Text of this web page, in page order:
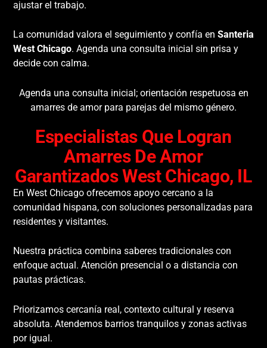
ajustar el trabajo.
La comunidad valora el seguimiento y confía en Santeria
West Chicago. Agenda una consulta inicial sin prisa y
decide con calma.
Agenda una consulta inicial; orientación respetuosa en
amarres de amor para parejas del mismo género.
Especialistas Que Logran
Amarres De Amor
Garantizados West Chicago, IL
En West Chicago ofrecemos apoyo cercano a la
comunidad hispana, con soluciones personalizadas para
residentes y visitantes.
Nuestra práctica combina saberes tradicionales con
enfoque actual. Atención presencial o a distancia con
pautas prácticas.
Priorizamos cercanía real, contexto cultural y reserva
absoluta. Atendemos barrios tranquilos y zonas activas
por igual.